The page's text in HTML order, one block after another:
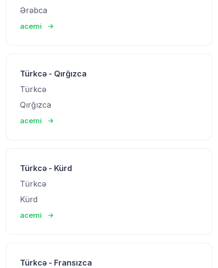
Ərəbca
acemi
Türkcə - Qırğızca
Türkcə
Qırğızca
acemi
Türkcə - Kürd
Türkcə
Kürd
acemi
Türkcə - Fransızca